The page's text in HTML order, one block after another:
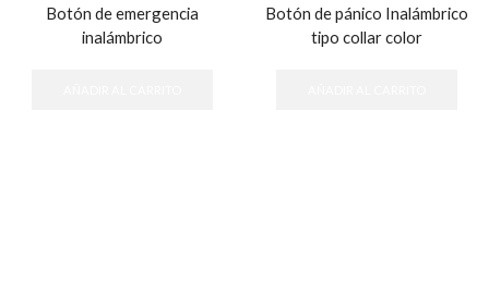
Botón de emergencia
inalámbrico
Botón de pánico Inalámbrico
tipo collar color